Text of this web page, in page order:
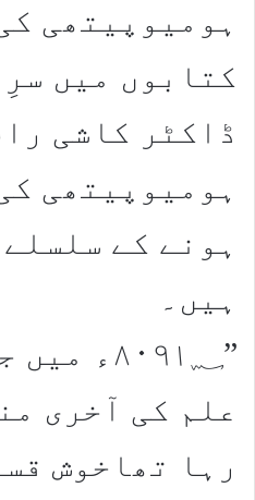
ہومیوپیتھی
کتابوں میں
ڈاکٹر کاشی
ہومیوپیتھی
ہونے کے
ہیں۔
”۸۰۹۱؁ء
علم کی آخری
رہا تھاخوش